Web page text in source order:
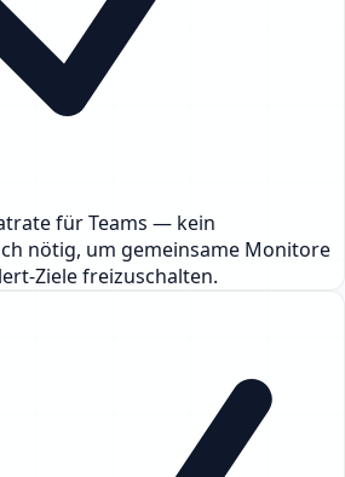
für Teams — kein
nötig, um gemeinsame Monitore
Ziele freizuschalten.